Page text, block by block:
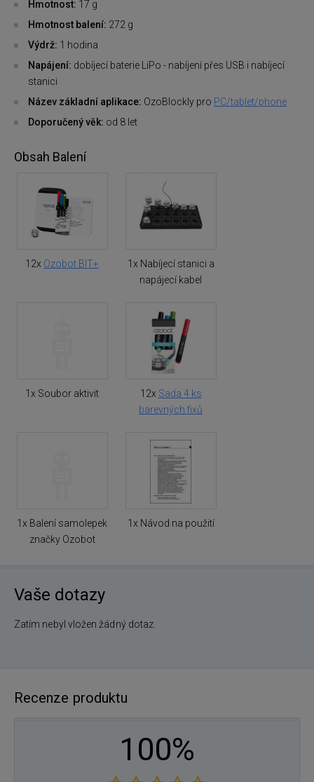
Hmotnost: 17 g
Hmotnost balení: 272 g
Výdrž: 1 hodina
Napájení: dobíjecí baterie LiPo - nabíjení přes USB i nabíjecí
stanici
Název základní aplikace: OzoBlockly pro PC/tablet/phone
Doporučený věk: od 8 let
Obsah Balení
12x Ozobot BIT+
1x Nabíjecí stanici a
napájecí kabel
1x Soubor aktivit 12x Sada 4 ks
barevných fixů
1x Balení samolepek
značky Ozobot
1x Návod na použití
Vaše dotazy
Zatím nebyl vložen žádný dotaz.
Recenze produktu
100%